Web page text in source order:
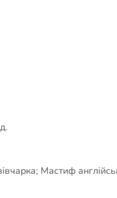
Мастиф